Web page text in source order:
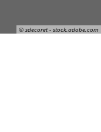
© sdecoret - stock.adobe.com